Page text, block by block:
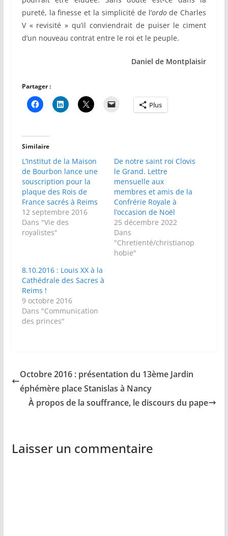
pureté, la finesse et la simplicité de l’ordode Charles
V « revisité » qu’il conviendrait de puiser le ciment
d’un nouveau contrat entre le roi et le peuple.
Daniel de Montplaisir
Partager :
Plus
Similaire
L’Institut de la Maison
de Bourbon lance une
souscription pour la
plaque des Rois de
France sacrés à Reims
12 septembre 2016
Dans "Vie des
royalistes"
De notre saint roi Clovis
le Grand. Lettre
mensuelle aux
membres et amis de la
Confrérie Royale à
l’occasion de Noël
25 décembre 2022
Dans
"Chretienté/christianop
hobie"
8.10.2016 : Louis XX à la
Cathédrale des Sacres à
Reims !
9 octobre 2016
Dans "Communication
des princes"
Octobre 2016 : présentation du 13ème Jardin
éphémère place Stanislas à Nancy
À propos de la souffrance, le discours du pape
Laisser un commentaire